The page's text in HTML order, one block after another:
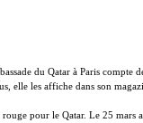
du Qatar à Paris
elle les affiche dans son
rouge pour le Qatar. Le 25 mars